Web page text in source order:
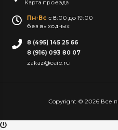
Карта проезда
Пн-Вс с 8:00 до 19:00
без выходных
8 (495) 145 25 66
8 (916) 093 80 07
zakaz@oaip.ru
Copyright © 2026 Все